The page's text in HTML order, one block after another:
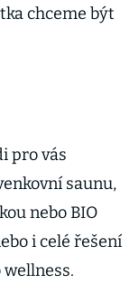
chceme být
pro vás
saunu,
nebo BIO
i celé řešení